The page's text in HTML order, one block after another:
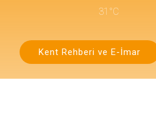
31°C
Kent Rehberi ve E-İmar